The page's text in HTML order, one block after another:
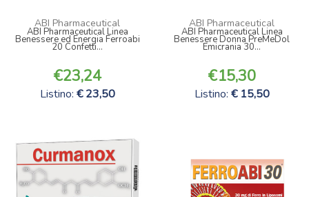
ABI Pharmaceutical
ABI Pharmaceutical Linea
Benessere ed Energia Ferroabi
20 Confetti...
23,24
Listino: 23,50
ABI Pharmaceutical
ABI Pharmaceutical Linea
Benessere Donna PreMeDol
Emicrania 30...
15,30
Listino: 15,50